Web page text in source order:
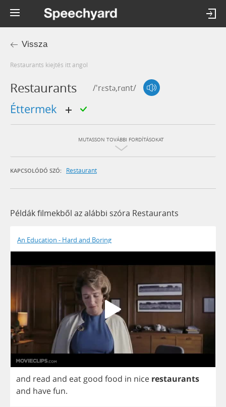
Vissza
restaurants kiejtés itt angol
Restaurants /'rɛstə,rɑnt/
éttermek
MUTASSON TOVÁBBI FORDÍTÁSOKAT
KAPCSOLÓDÓ SZÓ: Restaurant
Példák filmekből az alábbi szóra Restaurants
An Education - Hard and Boring
and read and eat good food in nice restaurants
and havefun.